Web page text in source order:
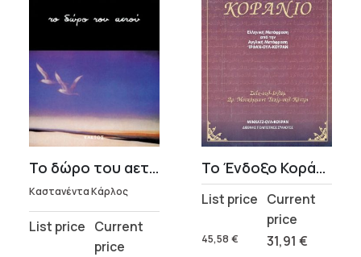
Το δώρο του αετού
Καστανέντα Κάρλος
Original
Current
Το Ένδοξο Κοράνιο
45,58 €
Original
was:
31,91 €
Current
is: